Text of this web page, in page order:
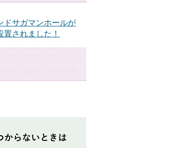
ドサガマンホールが
置されました！